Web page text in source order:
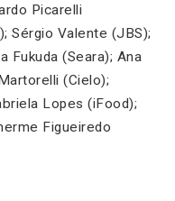
Picarelli
Sérgio Valente (JBS);
Fukuda (Seara); Ana
(Cielo);
Lopes (iFood);
Figueiredo